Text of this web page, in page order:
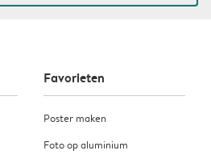
Favorieten
Poster maken
Foto op aluminium